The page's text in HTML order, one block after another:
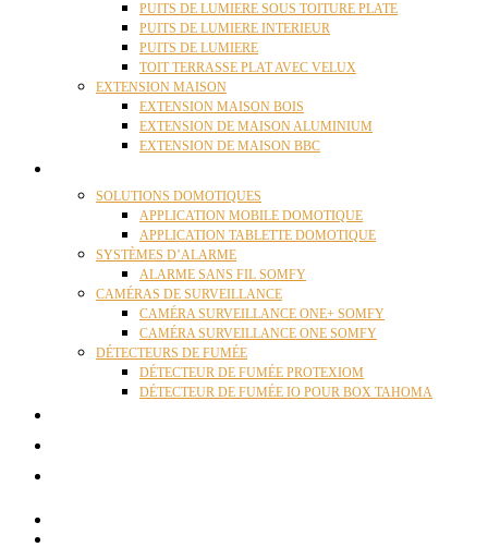
PUITS DE LUMIERE SOUS TOITURE PLATE
PUITS DE LUMIERE INTERIEUR
PUITS DE LUMIERE
TOIT TERRASSE PLAT AVEC VELUX
EXTENSION MAISON
EXTENSION MAISON BOIS
EXTENSION DE MAISON ALUMINIUM
EXTENSION DE MAISON BBC
SOLUTIONS DOMOTIQUES
APPLICATION MOBILE DOMOTIQUE
APPLICATION TABLETTE DOMOTIQUE
SYSTÈMES D’ALARME
ALARME SANS FIL SOMFY
CAMÉRAS DE SURVEILLANCE
CAMÉRA SURVEILLANCE ONE+ SOMFY
CAMÉRA SURVEILLANCE ONE SOMFY
DÉTECTEURS DE FUMÉE
DÉTECTEUR DE FUMÉE PROTEXIOM
DÉTECTEUR DE FUMÉE IO POUR BOX TAHOMA